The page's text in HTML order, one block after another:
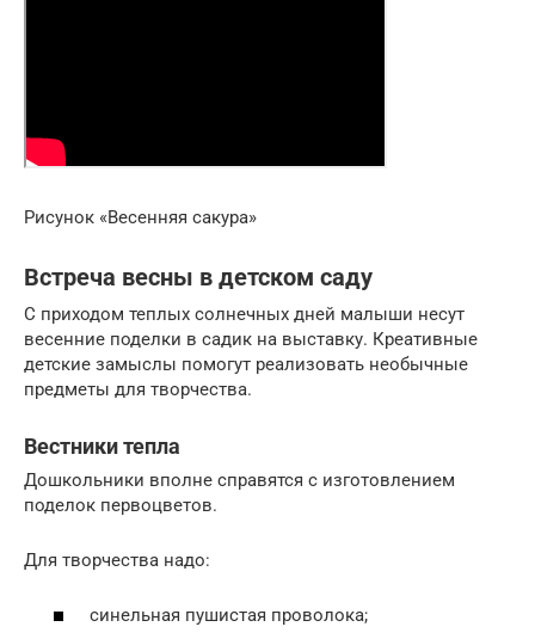
Рисунок «Весенняя сакура»
Встреча весны в детском саду
С приходом теплых солнечных дней малыши несут
весенние поделки в садик на выставку. Креативные
детские замыслы помогут реализовать необычные
предметы для творчества.
Вестники тепла
Дошкольники вполне справятся с изготовлением
поделок первоцветов.
Для творчества надо:
синельная пушистая проволока;